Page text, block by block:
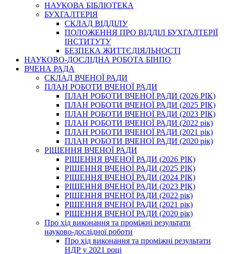
НАУКОВА БІБЛІОТЕКА
БУХГАЛТЕРІЯ
СКЛАД ВІДДІЛУ
ПОЛОЖЕННЯ ПРО ВІДДІЛ БУХГАЛТЕРІЇ
ІНСТИТУТУ
БЕЗПЕКА ЖИТТЄДІЯЛЬНОСТІ
НАУКОВО-ДОСЛІДНА РОБОТА БІНПО
ВЧЕНА РАДА
СКЛАД ВЧЕНОЇ РАДИ
ПЛАН РОБОТИ ВЧЕНОЇ РАДИ
ПЛАН РОБОТИ ВЧЕНОЇ РАДИ (2026 РІК)
ПЛАН РОБОТИ ВЧЕНОЇ РАДИ (2025 РІК)
ПЛАН РОБОТИ ВЧЕНОЇ РАДИ (2023 РІК)
ПЛАН РОБОТИ ВЧЕНОЇ РАДИ (2022 рік)
ПЛАН РОБОТИ ВЧЕНОЇ РАДИ (2021 рік)
ПЛАН РОБОТИ ВЧЕНОЇ РАДИ (2020 рік)
РІШЕННЯ ВЧЕНОЇ РАДИ
РІШЕННЯ ВЧЕНОЇ РАДИ (2026 РІК)
РІШЕННЯ ВЧЕНОЇ РАДИ (2025 РІК)
РІШЕННЯ ВЧЕНОЇ РАДИ (2024 РІК)
РІШЕННЯ ВЧЕНОЇ РАДИ (2023 РІК)
РІШЕННЯ ВЧЕНОЇ РАДИ (2022 рік)
РІШЕННЯ ВЧЕНОЇ РАДИ (2021 рік)
РІШЕННЯ ВЧЕНОЇ РАДИ (2020 рік)
Про хід виконання та проміжні результати
науково-дослідної роботи
Про хід виконання та проміжні результати
НДР у 2021 році